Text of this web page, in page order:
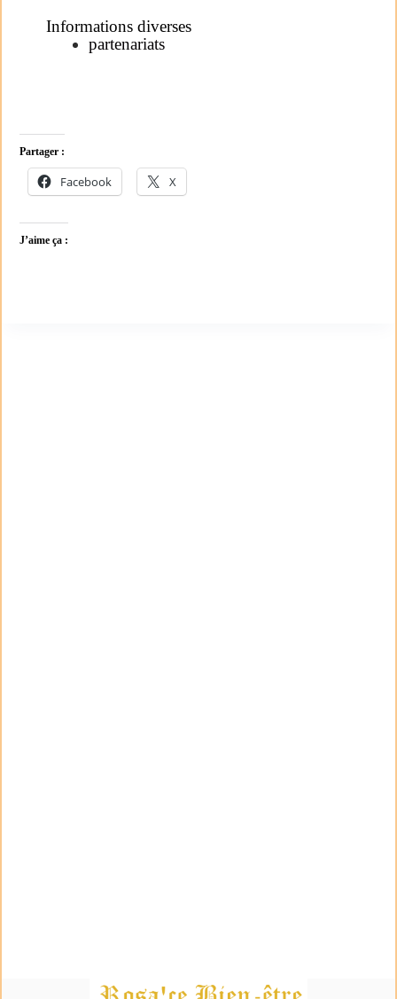
Informations diverses
partenariats
Partager :
Facebook X
J’aime ça :